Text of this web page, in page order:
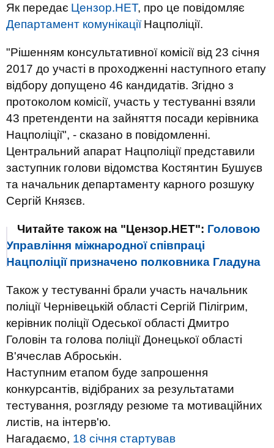
Як передає Цензор.НЕТ, про це повідомляє
Департамент комунікації Нацполіції.
"Рішенням консультативної комісії від 23 січня
2017 до участі в проходженні наступного етапу
відбору допущено 46 кандидатів. Згідно з
протоколом комісії, участь у тестуванні взяли
43 претенденти на зайняття посади керівника
Нацполіції", - сказано в повідомленні.
Центральний апарат Нацполіції представили
заступник голови відомства Костянтин Бушуєв
та начальник департаменту карного розшуку
Сергій Князєв.
Читайте також на "Цензор.НЕТ": Головою
Управління міжнародної співпраці
Нацполіції призначено полковника Гладуна
Також у тестуванні брали участь начальник
поліції Чернівецькій області Сергій Пілігрим,
керівник поліції Одеської області Дмитро
Головін та голова поліції Донецької області
В'ячеслав Аброськін.
Наступним етапом буде запрошення
конкурсантів, відібраних за результатами
тестування, розгляду резюме та мотиваційних
листів, на інтерв'ю.
Нагадаємо, 18 січня стартував